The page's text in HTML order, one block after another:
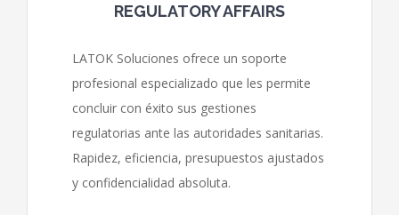
REGULATORY AFFAIRS
LATOK Soluciones ofrece un soporte
profesional especializado que les permite
concluir con éxito sus gestiones
regulatorias ante las autoridades sanitarias.
Rapidez, eficiencia, presupuestos ajustados
y confidencialidad absoluta.